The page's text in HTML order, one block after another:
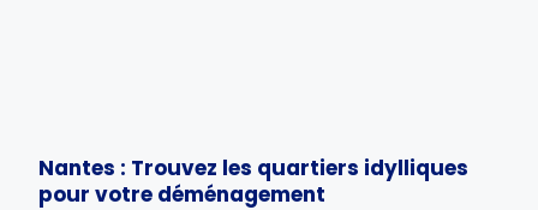
Nantes : Trouvez les quartiers idylliques
pour votre déménagement